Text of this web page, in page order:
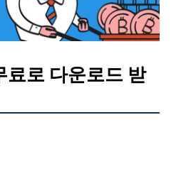
료로 다운로드 받